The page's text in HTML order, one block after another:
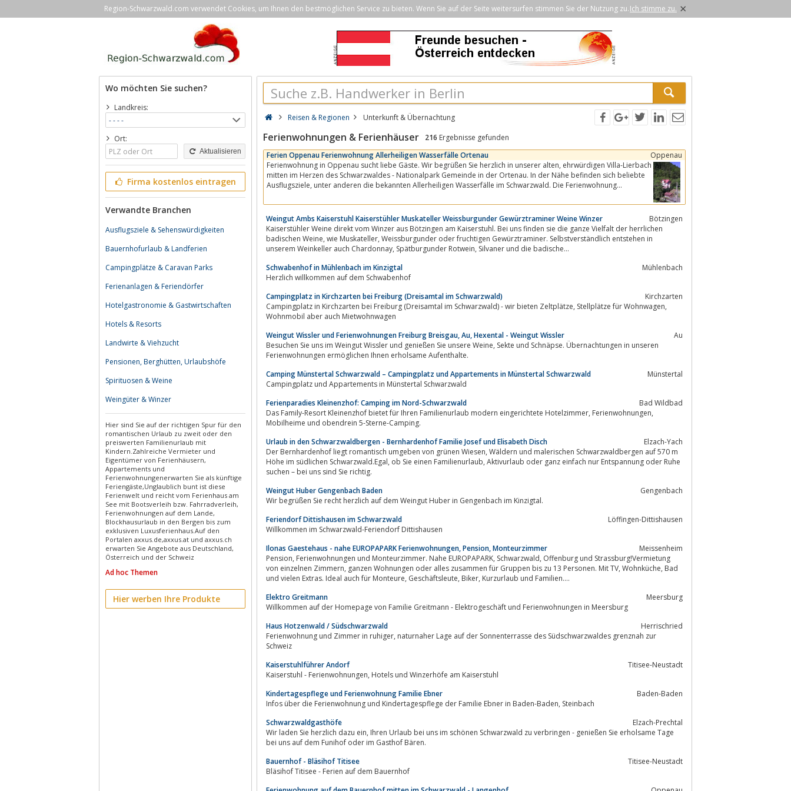
Region-Schwarzwald.com verwendet Cookies, um Ihnen den bestmöglichen Service zu bieten. Wenn Sie auf der Seite weitersurfen stimmen Sie der Nutzung zu.Ich stimme zu. ×
Wo möchten Sie suchen?
Landkreis:
Ort:
Aktualisieren
Firma kostenlos eintragen
Verwandte Branchen
Ausflugsziele & Sehenswürdigkeiten
Bauernhofurlaub & Landferien
Campingplätze & Caravan Parks
Ferienanlagen & Feriendörfer
Hotelgastronomie & Gastwirtschaften
Hotels & Resorts
Landwirte & Viehzucht
Pensionen, Berghütten, Urlaubshöfe
Spirituosen & Weine
Weingüter & Winzer
Hier sind Sie auf der richtigen Spur für den
romantischen Urlaub zu zweit oder den
preiswerten Familienurlaub mit
Kindern.Zahlreiche Vermieter und
Eigentümer von Ferienhäusern,
Appartements und
Ferienwohnungenerwarten Sie als künftige
Feriengäste,Unglaublich bunt ist diese
Ferienwelt und reicht vom Ferienhaus am
See mit Bootsverleih bzw. Fahrradverleih,
Ferienwohnungen auf dem Lande,
Blockhausurlaub in den Bergen bis zum
exklusiven Luxusferienhaus.Auf den
Portalen axxus.de,axxus.at und axxus.ch
erwarten Sie Angebote aus Deutschland,
Österreich und der Schweiz
Ad hoc Themen
Hier werben Ihre Produkte
Reisen & Regionen Unterkunft & Übernachtung
Ferienwohnungen & Ferienhäuser 216 Ergebnisse gefunden
Ferien Oppenau Ferienwohnung Allerheiligen Wasserfälle Ortenau
Oppenau
Ferienwohnung in Oppenau sucht liebe Gäste. Wir begrüßen Sie herzlich in unserer alten, ehrwürdigen Villa-Lierbach
mitten im Herzen des Schwarzwaldes - Nationalpark Gemeinde in der Ortenau. In der Nähe befinden sich beliebte
Ausflugsziele, unter anderen die bekannten Allerheiligen Wasserfälle im Schwarzwald. Die Ferienwohnung...
Weingut Ambs Kaiserstuhl Kaiserstühler Muskateller Weissburgunder Gewürztraminer Weine Winzer
Bötzingen
Kaiserstühler Weine direkt vom Winzer aus Bötzingen am Kaiserstuhl. Bei uns finden sie die ganze Vielfalt der herrlichen
badischen Weine, wie Muskateller, Weissburgunder oder fruchtigen Gewürztraminer. Selbstverständlich entstehen in
unserem Weinkeller auch Chardonnay, Spätburgunder Rotwein, Silvaner und die badische...
Schwabenhof in Mühlenbach im Kinzigtal
Mühlenbach
Herzlich willkommen auf dem Schwabenhof
Campingplatz in Kirchzarten bei Freiburg (Dreisamtal im Schwarzwald)
Kirchzarten
Campingplatz in Kirchzarten bei Freiburg (Dreisamtal im Schwarzwald) - wir bieten Zeltplätze, Stellplätze für Wohnwagen,
Wohnmobil aber auch Mietwohnwagen
Weingut Wissler und Ferienwohnungen Freiburg Breisgau, Au, Hexental - Weingut Wissler
Au
Besuchen Sie uns im Weingut Wissler und genießen Sie unsere Weine, Sekte und Schnäpse. Übernachtungen in unseren
Ferienwohnungen ermöglichen Ihnen erholsame Aufenthalte.
Camping Münstertal Schwarzwald – Campingplatz und Appartements in Münstertal Schwarzwald
Münstertal
Campingplatz und Appartements in Münstertal Schwarzwald
Ferienparadies Kleinenzhof: Camping im Nord-Schwarzwald
Bad Wildbad
Das Family-Resort Kleinenzhof bietet für Ihren Familienurlaub modern eingerichtete Hotelzimmer, Ferienwohnungen,
Mobilheime und obendrein 5-Sterne-Camping.
Urlaub in den Schwarzwaldbergen - Bernhardenhof Familie Josef und Elisabeth Disch
Elzach-Yach
Der Bernhardenhof liegt romantisch umgeben von grünen Wiesen, Wäldern und malerischen Schwarzwaldbergen auf 570 m
Höhe im südlichen Schwarzwald.Egal, ob Sie einen Familienurlaub, Aktivurlaub oder ganz einfach nur Entspannung oder Ruhe
suchen – bei uns sind Sie richtig.
Weingut Huber Gengenbach Baden
Gengenbach
Wir begrüßen Sie recht herzlich auf dem Weingut Huber in Gengenbach im Kinzigtal.
Feriendorf Dittishausen im Schwarzwald
Löffingen-Dittishausen
Willkommen im Schwarzwald-Feriendorf Dittishausen
Ilonas Gaestehaus - nahe EUROPAPARK Ferienwohnungen, Pension, Monteurzimmer
Meissenheim
Pension, Ferienwohnungen und Monteurzimmer. Nahe EUROPAPARK, Schwarzwald, Offenburg und Strassburg!Vermietung
von einzelnen Zimmern, ganzen Wohnungen oder alles zusammen für Gruppen bis zu 13 Personen. Mit TV, Wohnküche, Bad
und vielen Extras. Ideal auch für Monteure, Geschäftsleute, Biker, Kurzurlaub und Familien....
Elektro Greitmann
Meersburg
Willkommen auf der Homepage von Familie Greitmann - Elektrogeschäft und Ferienwohnungen in Meersburg
Haus Hotzenwald / Südschwarzwald
Herrischried
Ferienwohnung und Zimmer in ruhiger, naturnaher Lage auf der Sonnenterrasse des Südschwarzwaldes grenznah zur
Schweiz
Kaiserstuhlführer Andorf
Titisee-Neustadt
Kaiserstuhl - Ferienwohnungen, Hotels und Winzerhöfe am Kaiserstuhl
Kindertagespflege und Ferienwohnung Familie Ebner
Baden-Baden
Infos über die Ferienwohnung und Kindertagespflege der Familie Ebner in Baden-Baden, Steinbach
Schwarzwaldgasthöfe
Elzach-Prechtal
Wir laden Sie herzlich dazu ein, Ihren Urlaub bei uns im schönen Schwarzwald zu verbringen - genießen Sie erholsame Tage
bei uns auf dem Funihof oder im Gasthof Bären.
Bauernhof - Bläsihof Titisee
Titisee-Neustadt
Bläsihof Titisee - Ferien auf dem Bauernhof